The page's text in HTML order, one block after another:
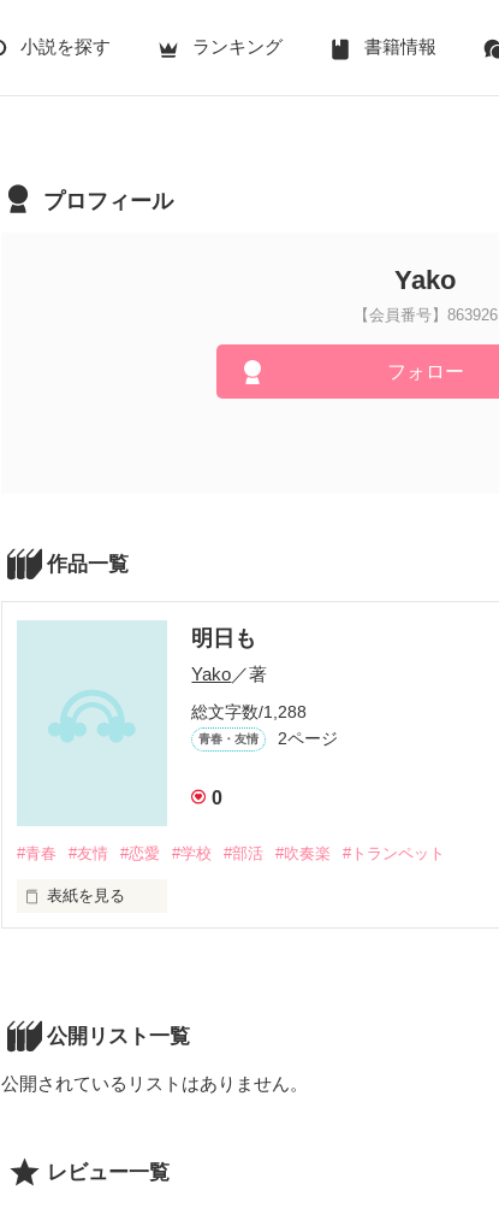
小説を探す ランキング 書籍情報
プロフィール
Yako
【会員番号】863926
フォロー
作品一覧
明日も
Yako／著
総文字数/1,288
青春・友情 2ページ
0
#青春 #友情 #恋愛 #学校 #部活 #吹奏楽 #トランペット
表紙を見る
公開リスト一覧
公開されているリストはありません。
レビュー一覧